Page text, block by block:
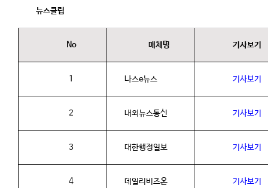
뉴스클립
No 매체명 기사보기
1 나스e뉴스 기사보기
2 내외뉴스통신 기사보기
3 대한행정일보 기사보기
4 데일리비즈온 기사보기